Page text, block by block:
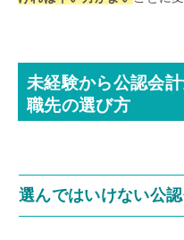
未経験から公認会
職先の選び方
選んではいけない公